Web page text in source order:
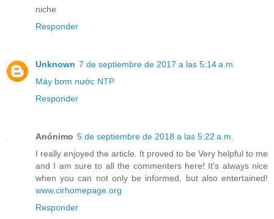
niche
Responder
Unknown 7 de septiembre de 2017 a las 5:14 a.m.
Máy bơm nước NTP
Responder
Anónimo 5 de septiembre de 2018 a las 5:22 a.m.
I really enjoyed the article. It proved to be Very helpful to me
and I am sure to all the commenters here! It's always nice
when you can not only be informed, but also entertained!
www.cirhomepage.org
Responder